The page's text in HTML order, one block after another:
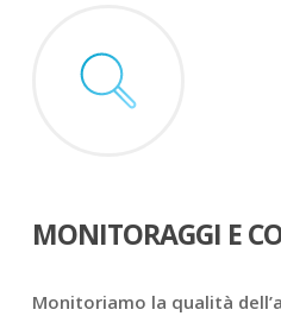
MONITORAGGI E
Monitoriamo la qualità